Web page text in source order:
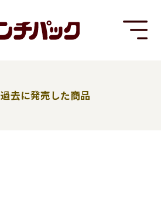
過去に発売した商品